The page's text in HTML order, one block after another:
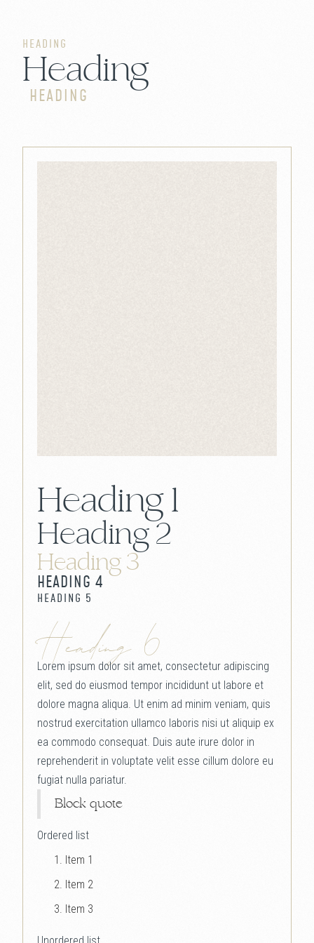
HEADING
Heading
HEADING
Heading 1
Heading 2
Heading 3
HEADING 4
HEADING 5
Heading 6
Lorem ipsum dolor sit amet, consectetur adipiscing
elit, sed do eiusmod tempor incididunt ut labore et
dolore magna aliqua. Ut enim ad minim veniam, quis
nostrud exercitation ullamco laboris nisi ut aliquip ex
ea commodo consequat. Duis aute irure dolor in
reprehenderit in voluptate velit esse cillum dolore eu
fugiat nulla pariatur.
Block quote
Ordered list
Item 1
Item 2
Item 3